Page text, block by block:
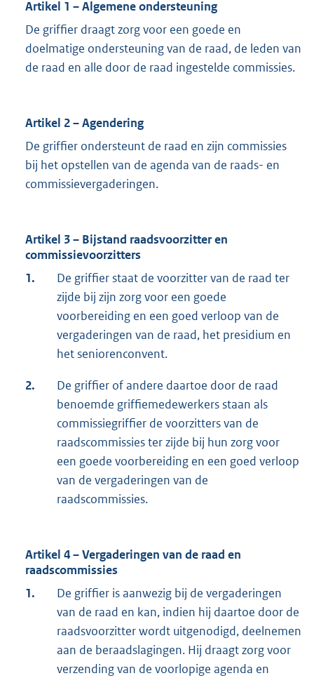
Artikel 1 – Algemene ondersteuning
De griffier draagt zorg voor een goede en
doelmatige ondersteuning van de raad, de leden van
de raad en alle door de raad ingestelde commissies.
Artikel 2 – Agendering
De griffier ondersteunt de raad en zijn commissies
bij het opstellen van de agenda van de raads- en
commissievergaderingen.
Artikel 3 – Bijstand raadsvoorzitter en
commissievoorzitters
1.
De griffier staat de voorzitter van de raad ter
zijde bij zijn zorg voor een goede
voorbereiding en een goed verloop van de
vergaderingen van de raad, het presidium en
het seniorenconvent.
2.
De griffier of andere daartoe door de raad
benoemde griffiemedewerkers staan als
commissiegriffier de voorzitters van de
raadscommissies ter zijde bij hun zorg voor
een goede voorbereiding en een goed verloop
van de vergaderingen van de
raadscommissies.
Artikel 4 – Vergaderingen van de raad en
raadscommissies
1.
De griffier is aanwezig bij de vergaderingen
van de raad en kan, indien hij daartoe door de
raadsvoorzitter wordt uitgenodigd, deelnemen
aan de beraadslagingen. Hij draagt zorg voor
verzending van de voorlopige agenda en